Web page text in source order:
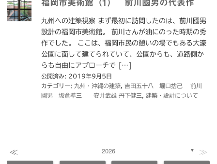
福岡市美術館（1） 前川國男の代表作
九州への建築視察 まず最初に訪問したのは、前川國男
設計の福岡市美術館。 前川さんが油にのった時期の秀
作でした。 ここは、福岡市民の憩いの場でもある大濠
公園に面して建てられていて、公園からも、道路側か
らも自由にアプローチで […]
公開済み: 2019年9月5日
カテゴリー: 九州・沖縄の建築
吉田五十八 堀口捨己 前川
國男 坂倉準三 安井武雄 丹下健三
建築・設計について
≪ 2026 ▼ ≫